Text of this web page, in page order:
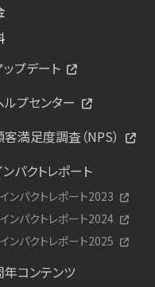
ップデート
ルプセンター
客満足度調査（NPS）
パクトレポート
インパクトレポート2023
インパクトレポート2024
インパクトレポート2025
年コンテンツ